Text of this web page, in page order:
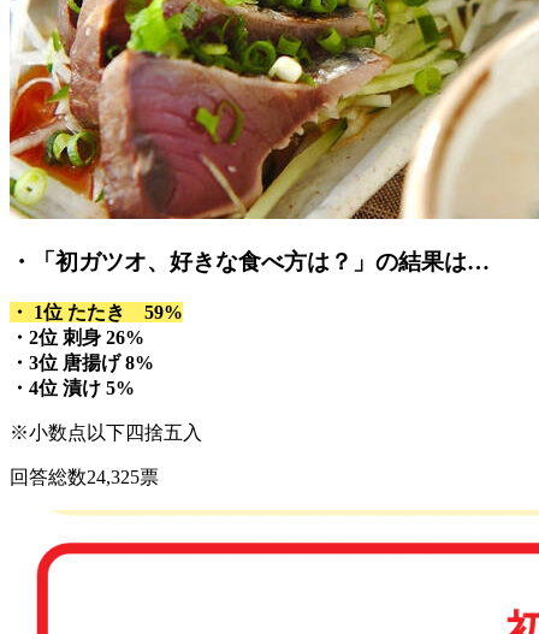
・「初ガツオ、好きな食べ方は？」の結果は…
・ 1位 たたき 59%
・2位 刺身 26%
・3位 唐揚げ 8%
・4位 漬け 5%
※小数点以下四捨五入
回答総数24,325票